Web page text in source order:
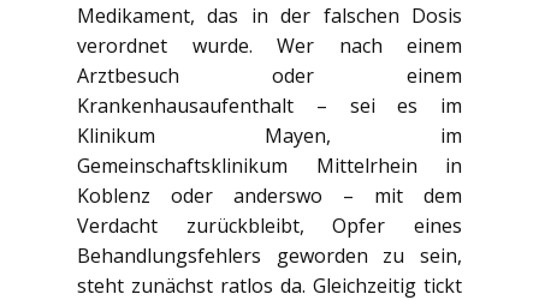
Medikament, das in der falschen Dosis
verordnet wurde. Wer nach einem
Arztbesuch oder einem
Krankenhausaufenthalt – sei es im
Klinikum Mayen, im
Gemeinschaftsklinikum Mittelrhein in
Koblenz oder anderswo – mit dem
Verdacht zurückbleibt, Opfer eines
Behandlungsfehlers geworden zu sein,
steht zunächst ratlos da. Gleichzeitig tickt